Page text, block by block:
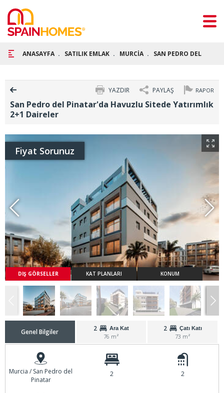
ANASAYFA SATILIK EMLAK MURCİA SAN PEDRO DEL
RAPOR
PAYLAŞ
YAZDIR
San Pedro del Pinatar'da Havuzlu Sitede Yatırımlık
2+1 Daireler
Fiyat Sorunuz
DIŞ GÖRSELLER KAT PLANLARI KONUM
Genel Bilgiler 2 Ara Kat
76 m²
2 Çatı Katı
73 m²
Murcia / San Pedro del
Pinatar
2 2